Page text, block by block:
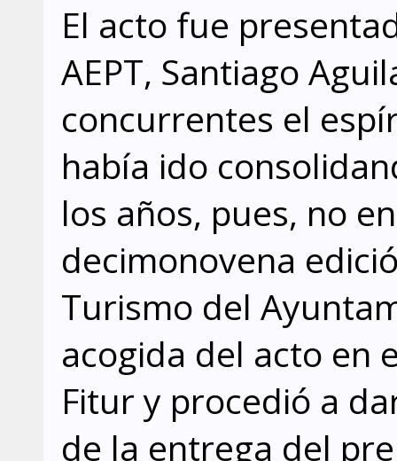
El acto fue
AEPT, Santiago
concurrentes el
había ido
los años, pues, no
decimonovena
Turismo del
acogida del acto en
Fitur y procedió a
de la entrega del